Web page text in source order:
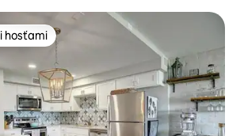
hosťami
hosťami